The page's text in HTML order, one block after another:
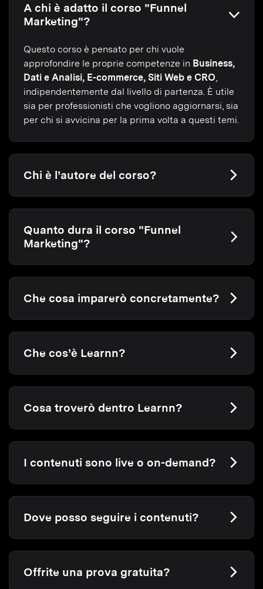
A chi è adatto il corso "Funnel
Marketing"?
Questo corso è pensato per chi vuole
approfondire le proprie competenze in Business,
Dati e Analisi, E-commerce, Siti Web e CRO
indipendentemente dal livello di partenza. È utile
sia per professionisti che vogliono aggiornarsi, sia
per chi si avvicina per la prima volta a questi temi.
Chi è l’autore del corso?
Quanto dura il corso "Funnel
Marketing"?
Che cosa imparerò concretamente?
Che cos’è Learnn?
Cosa troverò dentro Learnn?
I contenuti sono live o on-demand?
Dove posso seguire i contenuti?
Offrite una prova gratuita?